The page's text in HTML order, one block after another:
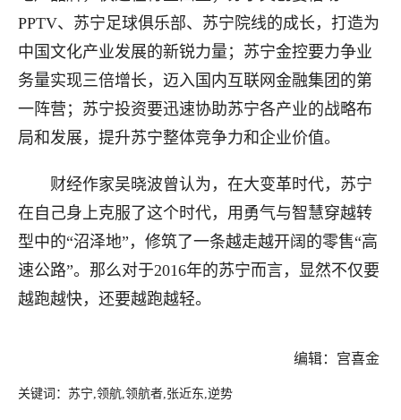
PPTV、苏宁足球俱乐部、苏宁院线的成长，打造为
中国文化产业发展的新锐力量；苏宁金控要力争业
务量实现三倍增长，迈入国内互联网金融集团的第
一阵营；苏宁投资要迅速协助苏宁各产业的战略布
局和发展，提升苏宁整体竞争力和企业价值。
财经作家吴晓波曾认为，在大变革时代，苏宁
在自己身上克服了这个时代，用勇气与智慧穿越转
型中的“沼泽地”，修筑了一条越走越开阔的零售“高
速公路”。那么对于2016年的苏宁而言，显然不仅要
越跑越快，还要越跑越轻。
编辑：宫喜金
关键词：苏宁,领航,领航者,张近东,逆势